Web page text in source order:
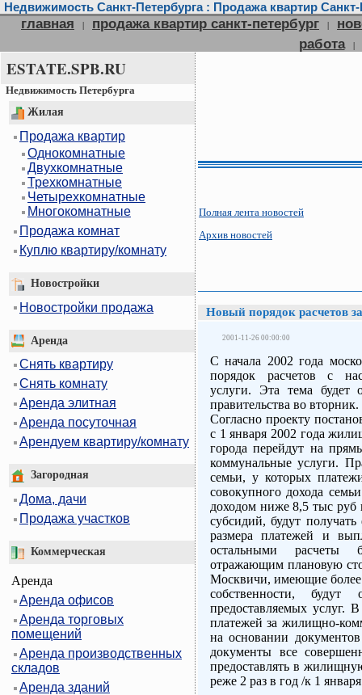
Недвижимость Санкт-Петербурга : Продажа квартир
главная | продажа квартир санкт-петербург |
работа
|
ESTATE.SPB.RU
Недвижимость Петербурга
Жилая
Продажа квартир
Однокомнатные
Двухкомнатные
Трехкомнатные
Четырехкомнатные
Многокомнатные
Продажа комнат
Куплю квартиру/комнату
Новостройки
Новостройки продажа
Аренда
Снять квартиру
Снять комнату
Аренда элитная
Аренда посуточная
Арендуем квартиру/комнату
Загородная
Дома, дачи
Продажа участков
Коммерческая
Аренда
Аренда офисов
Аренда торговых
помещений
Аренда производственных
складов
Аренда зданий
Полная лента новостей
Архив новостей
Новый порядок расчетов
2001-11-26 00:00:00
С начала 2002 года
порядок расчетов с
услуги. Эта тема будет
правительства во вторник.
Согласно проекту
с 1 января 2002 года
города перейдут на
коммунальные услуги.
семьи, у которых
совокупного дохода
доходом ниже 8,5 тыс
субсидий, будут
размера платежей и
остальными расчеты
отражающим плановую
Москвичи, имеющие
собственности, будут
предоставляемых услуг.
платежей за жилищно-
на основании
документы все
предоставлять в
реже 2 раз в год /к 1